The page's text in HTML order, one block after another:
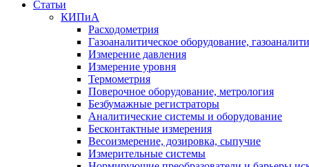
Статьи
КИПиА
Расходометрия
Газоаналитическое оборудование,
Измерение давления
Измерение уровня
Термометрия
Поверочное оборудование, метрология
Безбумажные регистраторы
Аналитические системы и оборудование
Бесконтактные измерения
Весоизмерение, дозировка, сыпучие
Измерительные системы